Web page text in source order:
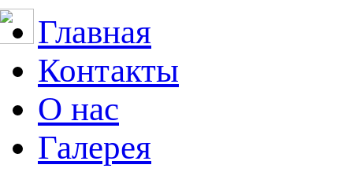
Главная
Контакты
О нас
Галерея